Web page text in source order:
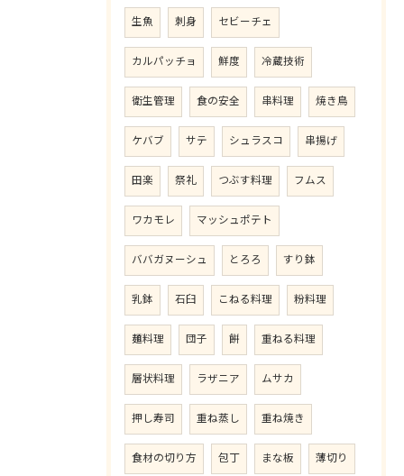
生魚 刺身 セビーチェ
カルパッチョ 鮮度 冷蔵技術
衛生管理 食の安全 串料理 焼き鳥
ケバブ サテ シュラスコ 串揚げ
田楽 祭礼 つぶす料理 フムス
ワカモレ マッシュポテト
ババガヌーシュ とろろ すり鉢
乳鉢 石臼 こねる料理 粉料理
麺料理 団子 餅 重ねる料理
層状料理 ラザニア ムサカ
押し寿司 重ね蒸し 重ね焼き
食材の切り方 包丁 まな板 薄切り